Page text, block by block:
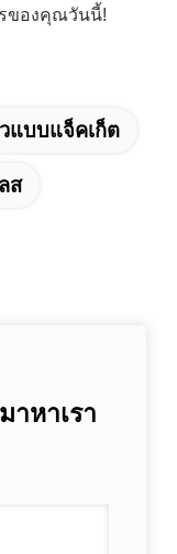
ของคุณวันนี้!
แบบแจ็คเก็ต
ส
หาเรา